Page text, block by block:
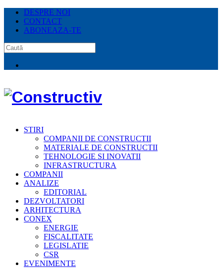
DESPRE NOI
CONTACT
ABONEAZA-TE
STIRI
COMPANII DE CONSTRUCTII
MATERIALE DE CONSTRUCTII
TEHNOLOGIE SI INOVATII
INFRASTRUCTURA
COMPANII
ANALIZE
EDITORIAL
DEZVOLTATORI
ARHITECTURA
CONEX
ENERGIE
FISCALITATE
LEGISLATIE
CSR
EVENIMENTE